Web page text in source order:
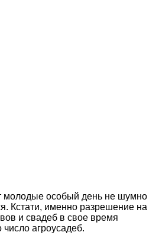
молодые особый день не шумно
Кстати, именно разрешение на
и свадеб в свое время
число агроусадеб.